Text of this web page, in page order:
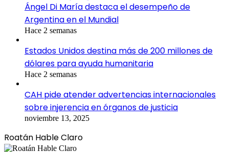
Ángel Di María destaca el desempeño de
Argentina en el Mundial
Hace 2 semanas
Estados Unidos destina más de 200 millones de
dólares para ayuda humanitaria
Hace 2 semanas
CAH pide atender advertencias internacionales
sobre injerencia en órganos de justicia
noviembre 13, 2025
Roatán Hable Claro